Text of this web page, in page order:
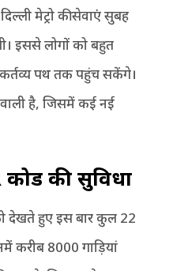
मेट्रो की सेवाएं सुबह
इससे लोगों को बहुत
पथ तक पहुंच सकेंगे।
वाली है, जिसमें कई नई
कोड की सुविधा
देखते हुए इस बार कुल 22
करीब 8000 गाड़ियां